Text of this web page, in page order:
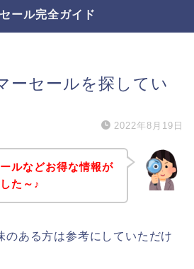
ール完全ガイド
ーセールを探してい
2022年8月19日
ルなどお得な情報が
た～♪
のある方は参考にしていただけ